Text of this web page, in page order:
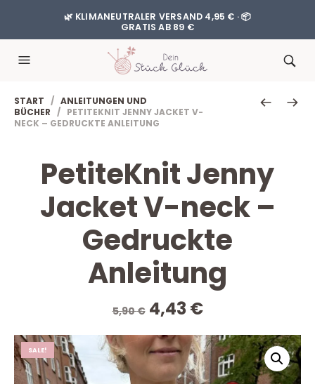
🌿 KLIMANEUTRALER VERSAND 4,95 € · 📦
GRATIS AB 89 €
START / ANLEITUNGEN UND
BÜCHER / PETITEKNIT JENNY JACKET V-
NECK – GEDRUCKTE ANLEITUNG
PetiteKnit Jenny
Jacket V-neck –
Gedruckte
Anleitung
5,90€ Ursprünglicher
Preis
war:
5,90 €
4,43€Aktueller
ist:
4,43 €.
SALE!